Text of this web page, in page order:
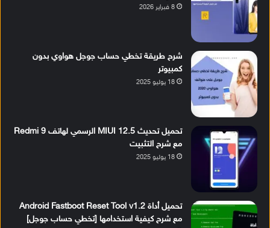
8 فبراير 2026
شرح طريقة تخطي حساب جوجل هواوي بدون
كمبيوتر
18 يوليو 2025
تحميل تحديث MIUI 12.5 الرسمي لهاتف Redmi 9
مع شرح التثبيت
18 يوليو 2025
تحميل أداة Android Fastboot Reset Tool v1.2
مع شرح كيفية استخدامها [تخطي حساب جوجل]